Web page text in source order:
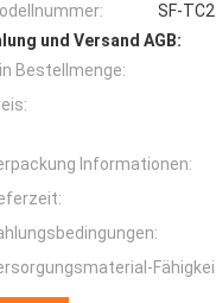
SF-
und Versand AGB:
Bestellmenge:
Informationen: